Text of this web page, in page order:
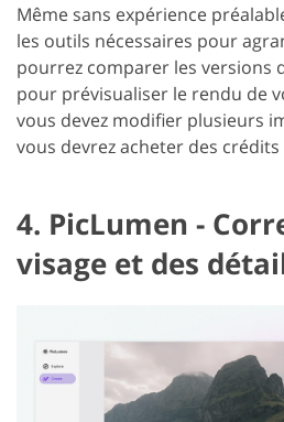
Même sans expérience
les outils nécessaires pour
pourrez comparer les versions
pour prévisualiser le rendu de
vous devez modifier plusieurs
vous devrez acheter des
4. PicLumen -
visage et des